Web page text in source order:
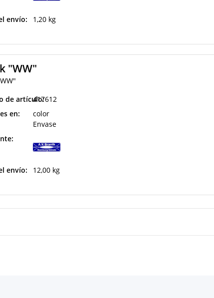
envío: 1,20 kg
"WW"
de artículo:417612
en:
color
Envase
envío: 12,00 kg